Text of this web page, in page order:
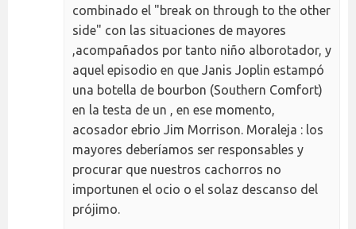
combinado el "break on through to the other
side" con las situaciones de mayores
,acompañados por tanto niño alborotador, y
aquel episodio en que Janis Joplin estampó
una botella de bourbon (Southern Comfort)
en la testa de un , en ese momento,
acosador ebrio Jim Morrison. Moraleja : los
mayores deberíamos ser responsables y
procurar que nuestros cachorros no
importunen el ocio o el solaz descanso del
prójimo.